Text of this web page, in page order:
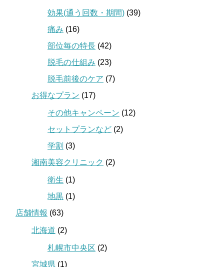
効果(通う回数・期間) (39)
痛み (16)
部位毎の特長 (42)
脱毛の仕組み (23)
脱毛前後のケア (7)
お得なプラン (17)
その他キャンペーン (12)
セットプランなど (2)
学割 (3)
湘南美容クリニック (2)
衛生 (1)
地黒 (1)
店舗情報 (63)
北海道 (2)
札幌市中央区 (2)
宮城県 (1)